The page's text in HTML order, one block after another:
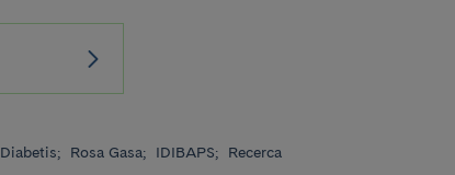
Diabetis; Rosa Gasa; IDIBAPS; Recerca